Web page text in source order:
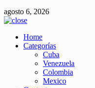
agosto 6, 2026
Home
Categorías
Cuba
Venezuela
Colombia
Mexico